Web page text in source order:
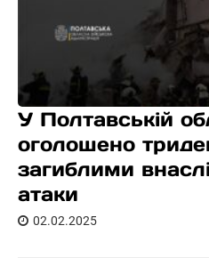
У Полтавській
оголошено
загиблими
атаки
02.02.2025